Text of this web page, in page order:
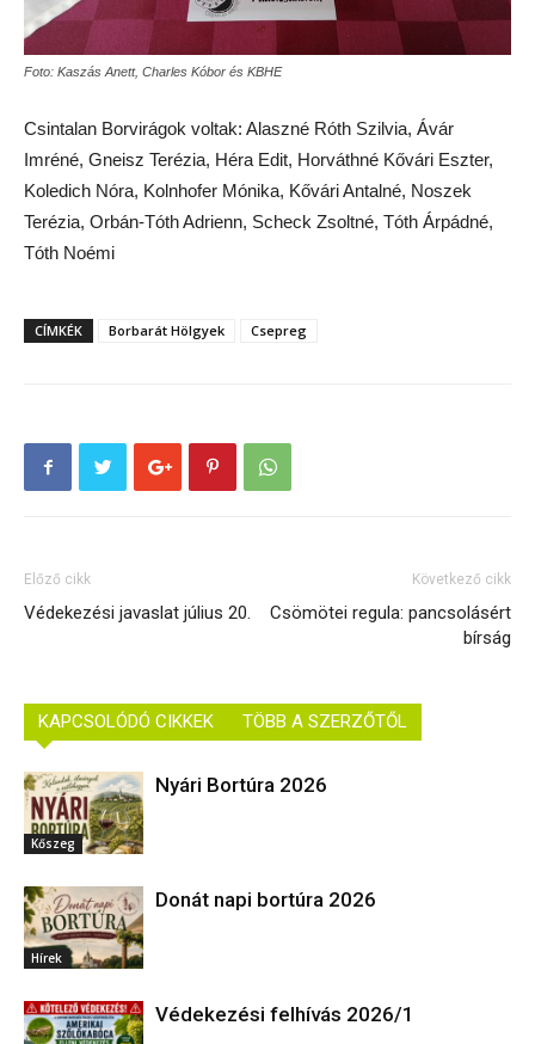
Foto: Kaszás Anett, Charles Kóbor és KBHE
Csintalan Borvirágok voltak: Alaszné Róth Szilvia, Ávár
Imréné, Gneisz Terézia, Héra Edit, Horváthné Kővári Eszter,
Koledich Nóra, Kolnhofer Mónika, Kővári Antalné, Noszek
Terézia, Orbán-Tóth Adrienn, Scheck Zsoltné, Tóth Árpádné,
Tóth Noémi
CÍMKÉK Borbarát Hölgyek Csepreg
Előző cikk
Védekezési javaslat július 20.
Következő cikk
Csömötei regula: pancsolásért
bírság
KAPCSOLÓDÓ CIKKEK TÖBB A SZERZŐTŐL
Kőszeg
Nyári Bortúra 2026
Hírek
Donát napi bortúra 2026
Védekezési felhívás 2026/1